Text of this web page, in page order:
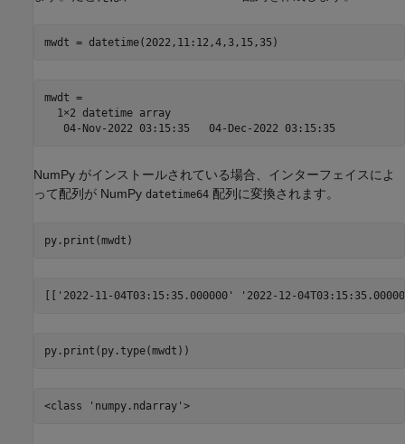
mwdt =
  1×2 datetime array
NumPy がインストールされている場合、インターフェイスによ
って配列が NumPy datetime64 配列に変換されます。
<class 'numpy.ndarray'>